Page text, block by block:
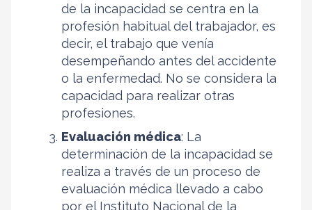
de la incapacidad se centra en la
profesión habitual del trabajador, es
decir, el trabajo que venía
desempeñando antes del accidente
o la enfermedad. No se considera la
capacidad para realizar otras
profesiones.
Evaluación médica: La
determinación de la incapacidad se
realiza a través de un proceso de
evaluación médica llevado a cabo
por el Instituto Nacional de la